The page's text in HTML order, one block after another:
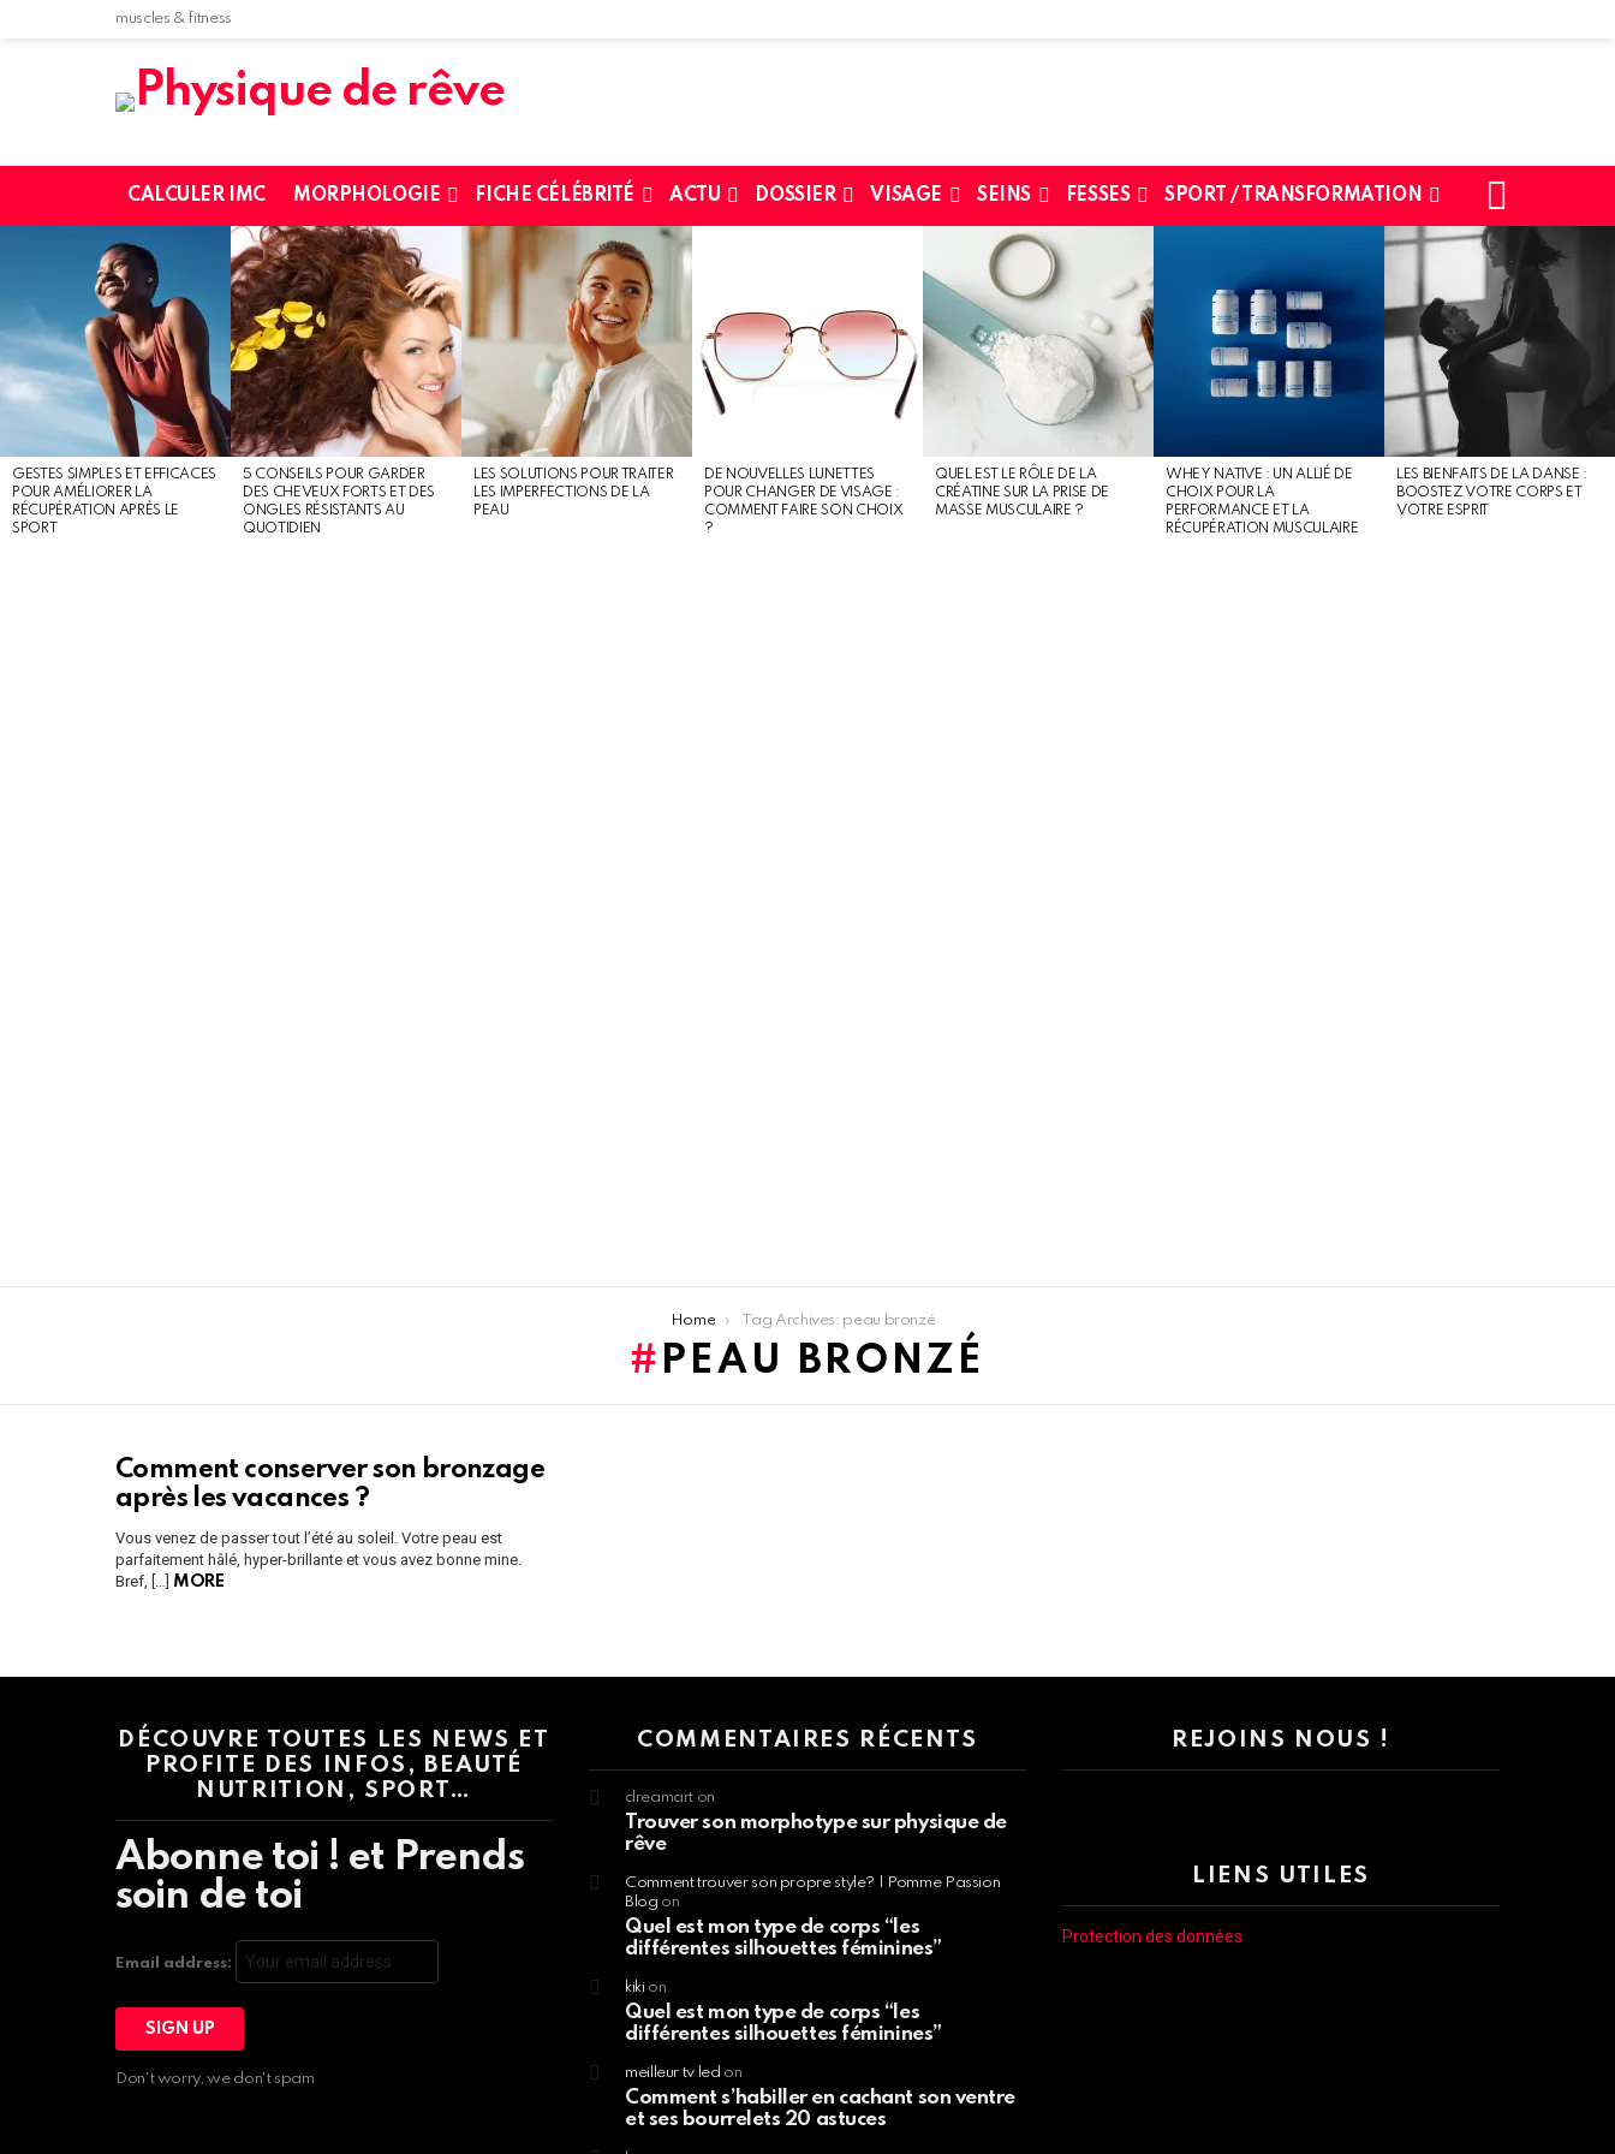
muscles & fitness
CALCULER IMC MORPHOLOGIE FICHE CÉLÉBRITÉ ACTU DOSSIER VISAGE SEINS FESSES SPORT / TRANSFORMATION
GESTES SIMPLES ET EFFICACES
POUR AMÉLIORER LA
RÉCUPÉRATION APRÈS LE
SPORT
5 CONSEILS POUR GARDER
DES CHEVEUX FORTS ET DES
ONGLES RÉSISTANTS AU
QUOTIDIEN
LES SOLUTIONS POUR TRAITER
LES IMPERFECTIONS DE LA
PEAU
DE NOUVELLES LUNETTES
POUR CHANGER DE VISAGE :
COMMENT FAIRE SON CHOIX
?
QUEL EST LE RÔLE DE LA
CRÉATINE SUR LA PRISE DE
MASSE MUSCULAIRE ?
WHEY NATIVE : UN ALLIÉ DE
CHOIX POUR LA
PERFORMANCE ET LA
RÉCUPÉRATION MUSCULAIRE
LES BIENFAITS DE LA DANSE :
BOOSTEZ VOTRE CORPS ET
VOTRE ESPRIT
Home Tag Archives: peau bronzé
PEAU BRONZÉ
LATEST
STORIES
Comment conserver son bronzage
après les vacances ?
Vous venez de passer tout l’été au soleil. Votre peau est
parfaitement hâlé, hyper-brillante et vous avez bonne mine.
Bref, […] MORE
DÉCOUVRE TOUTES LES NEWS ET
PROFITE DES INFOS, BEAUTÉ
NUTRITION, SPORT…
Abonne toi ! et Prends
soin de toi
Email address:
Don't worry, we don't spam
COMMENTAIRES RÉCENTS
dreamart on
Trouver son morphotype sur physique de
rêve
Comment trouver son propre style? | Pomme Passion
Blog on
Quel est mon type de corps “les
différentes silhouettes féminines”
kikion
Quel est mon type de corps “les
différentes silhouettes féminines”
meilleur tv led on
Comment s’habiller en cachant son ventre
et ses bourrelets 20 astuces
REJOINS NOUS !
LIENS UTILES
Protection des données